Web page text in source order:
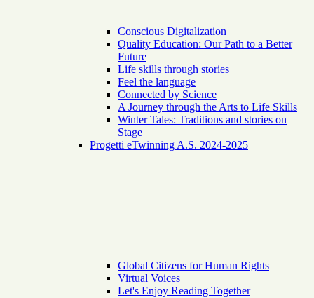
Conscious Digitalization
Quality Education: Our Path to a Better
Future
Life skills through stories
Feel the language
Connected by Science
A Journey through the Arts to Life Skills
Winter Tales: Traditions and stories on
Stage
Progetti eTwinning A.S. 2024-2025
Global Citizens for Human Rights
Virtual Voices
Let's Enjoy Reading Together